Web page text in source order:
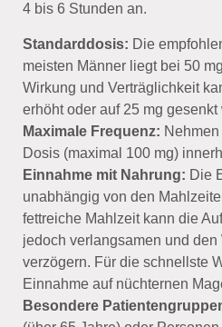
4 bis 6 Stunden an.
Standarddosis: Die
meisten Männer liegt bei 50
Wirkung und Verträglichkeit
erhöht oder auf 25 mg gesenkt
Maximale Frequenz:
Dosis (maximal 100 mg)
Einnahme mit Nahrung: Die
unabhängig von den
fettreiche Mahlzeit kann die
jedoch verlangsamen und den
verzögern. Für die schnellste
Einnahme auf nüchternen
Besondere